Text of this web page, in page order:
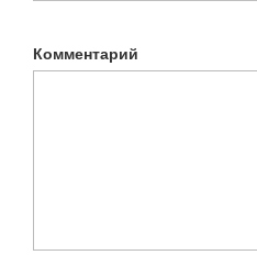
Комментарий